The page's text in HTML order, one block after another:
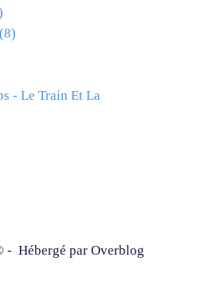
(8)
- Le Train Et La
- Hébergé par Overblog